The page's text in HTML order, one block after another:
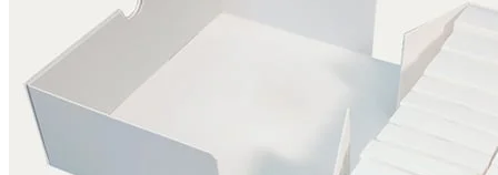
Zertifizierungen
Wissen
Unternehmen